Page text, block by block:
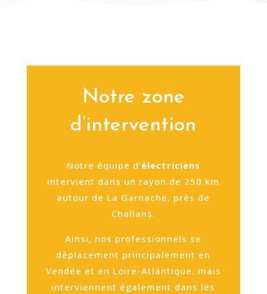
Notre zone
d’intervention
Notre équipe d’électriciens
intervient dans un rayon de 250 km
autour de La Garnache, près de
Challans.
Ainsi, nos professionnels se
déplacement principalement en
Vendée et en Loire-Atlantique, mais
interviennent également dans les